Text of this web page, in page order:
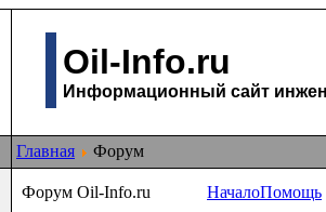
Oil-Info.ru
Информационный сайт
Главная
Форум
Форум Oil-Info.ru НачалоПомощь